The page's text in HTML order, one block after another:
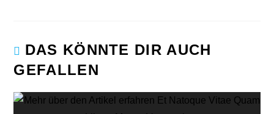
DAS KÖNNTE DIR AUCH
GEFALLEN